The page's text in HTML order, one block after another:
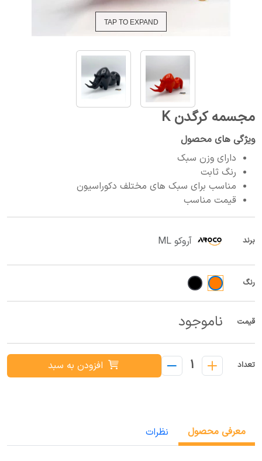
TAP TO EXPAND
مجسمه کرگدن K
ویژگی های محصول
دارای وزن سبک
رنگ ثابت
مناسب برای سبک های مختلف دکوراسیون
قیمت مناسب
برند آروکو ML
رنگ
قیمت ناموجود
تعداد 1 افزودن به سبد
معرفی محصول نظرات